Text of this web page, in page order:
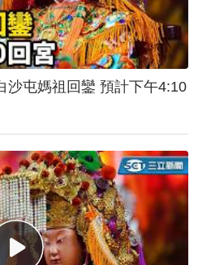
回鑾 預計下午4:10